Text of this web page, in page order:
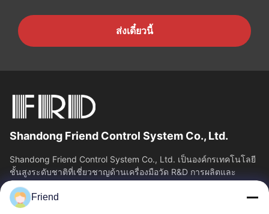
ส่งเดี๋ยวนี้
Shandong Friend Control System Co., Ltd.
Shandong Friend Control System Co., Ltd. เป็นองค์กรเทคโนโลยี
ชั้นสูงระดับชาติที่เชี่ยวชาญด้านเครื่องมือวัด R&D การผลิตและ
บริการควบคุมอุตสาหกรรม...
ลิงค์เร็วFriend